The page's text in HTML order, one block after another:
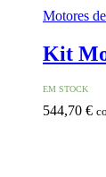
Motores
Kit
EM STOCK
544,70 €